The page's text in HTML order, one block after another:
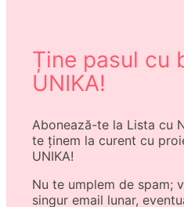
Ține pasul cu
UNIKA!
Abonează-te la Lista cu
te ținem la curent cu
UNIKA!
Nu te umplem de spam;
singur email lunar,